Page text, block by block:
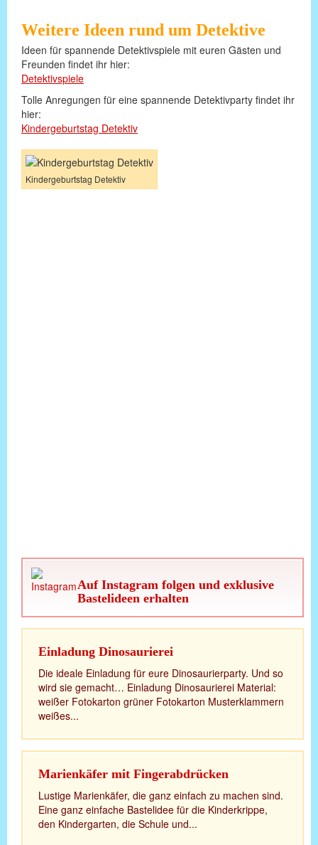
Weitere Ideen rund um Detektive
Ideen für spannende Detektivspiele mit euren Gästen und
Freunden findet ihr hier:
Detektivspiele
Tolle Anregungen für eine spannende Detektivparty findet ihr
hier:
Kindergeburtstag Detektiv
Kindergeburtstag Detektiv
Auf Instagram folgen und exklusive
Bastelideen erhalten
Einladung Dinosaurierei
Die ideale Einladung für eure Dinosaurierparty. Und so
wird sie gemacht… Einladung Dinosaurierei Material:
weißer Fotokarton grüner Fotokarton Musterklammern
weißes...
Marienkäfer mit Fingerabdrücken
Lustige Marienkäfer, die ganz einfach zu machen sind.
Eine ganz einfache Bastelidee für die Kinderkrippe,
den Kindergarten, die Schule und...